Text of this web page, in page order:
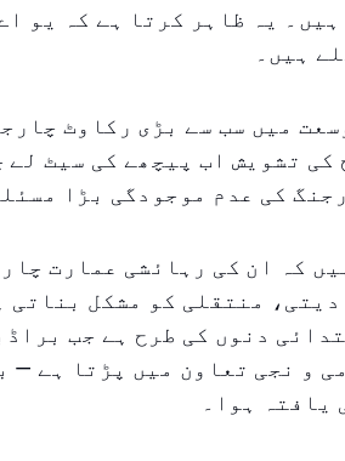
یہ ظاہر کرتا ہے کہ یو
ہیں۔
میں سب سے بڑی رکاوٹ
تشویش اب پیچھے کی سیٹ لے
کی عدم موجودگی بڑا
کہ ان کی رہائشی عمارت
منتقلی کو مشکل بناتی
دنوں کی طرح ہے جب
و نجی تعاون میں پڑتا ہے —
ہوا۔